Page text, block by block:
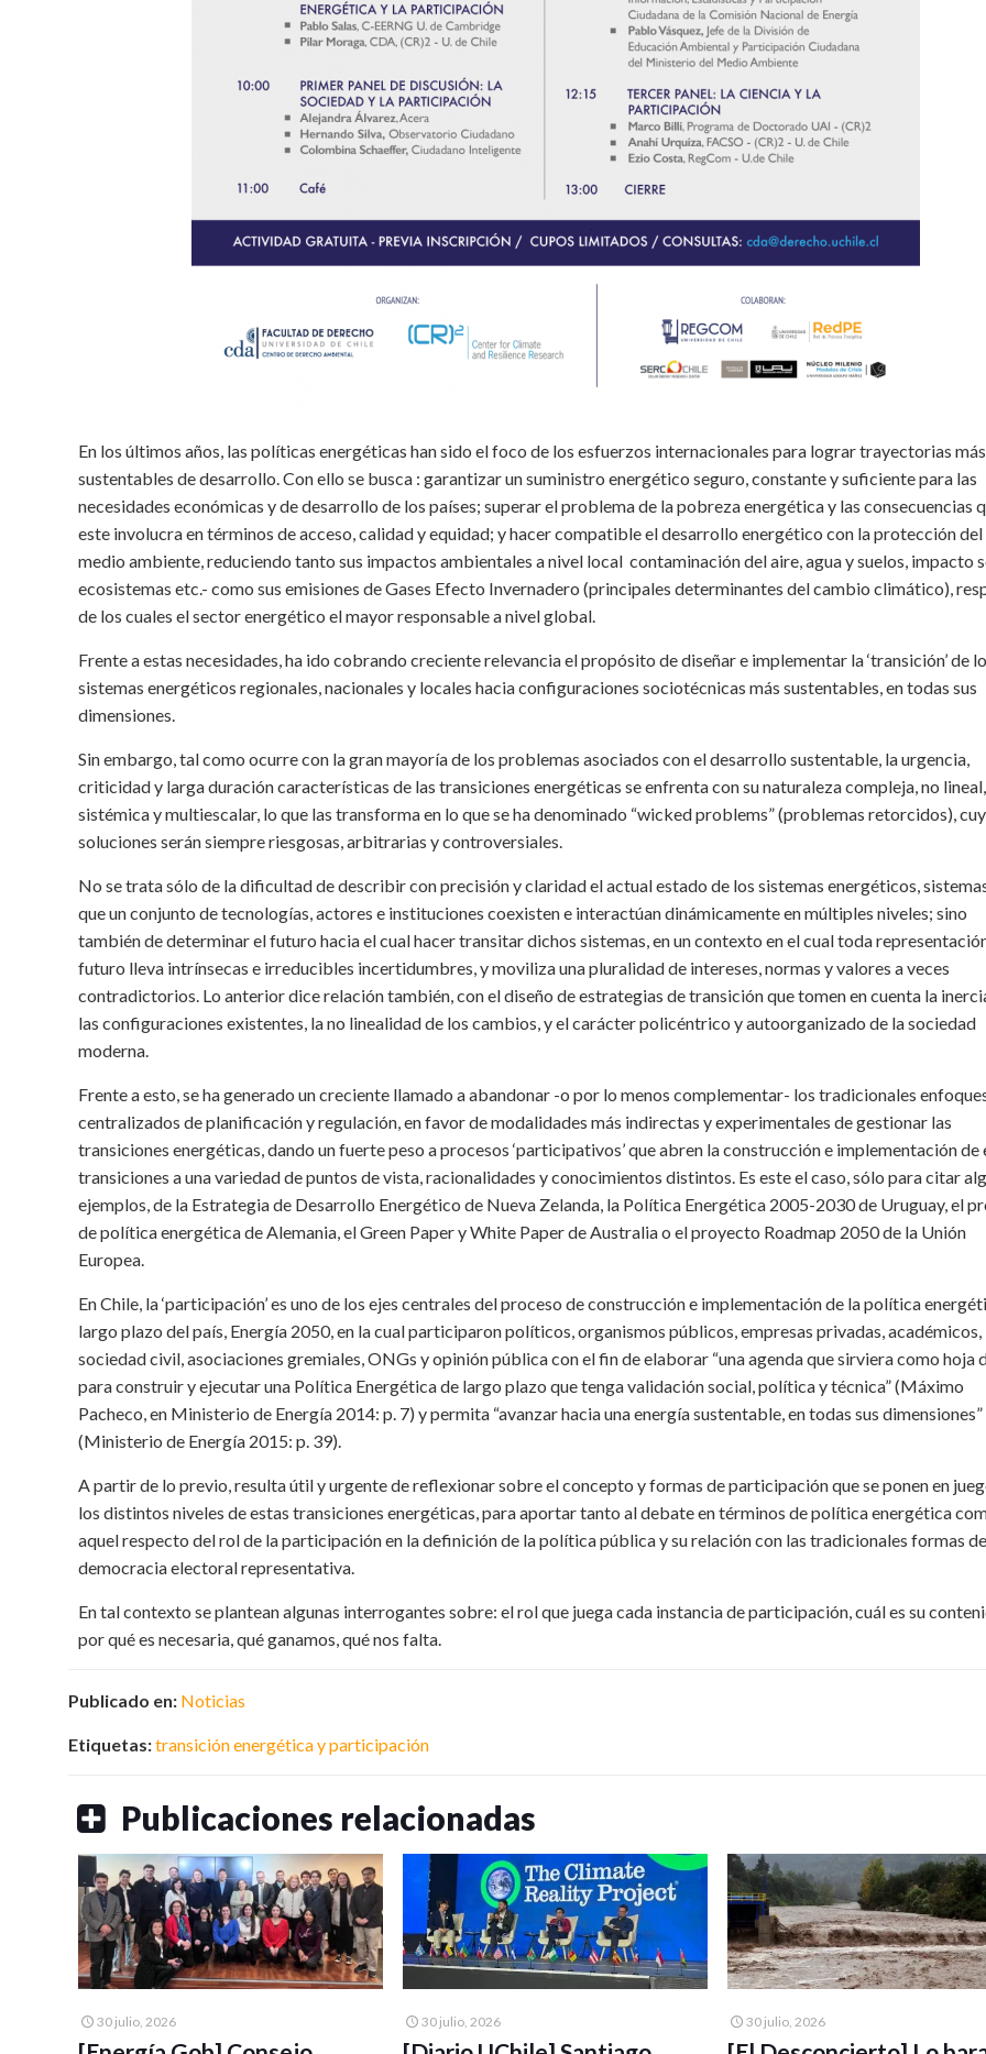
En los últimos años, las políticas energéticas han sido el foco de los esfuerzos internacionales para lograr trayectorias más
sustentables de desarrollo. Con ello se busca : garantizar un suministro energético seguro, constante y suficiente para las
necesidades económicas y de desarrollo de los países; superar el problema de la pobreza energética y las consecuencias
este involucra en términos de acceso, calidad y equidad; y hacer compatible el desarrollo energético con la protección del
medio ambiente, reduciendo tanto sus impactos ambientales a nivel local contaminación del aire, agua y suelos, impacto
ecosistemas etc.- como sus emisiones de Gases Efecto Invernadero (principales determinantes del cambio climático),
de los cuales el sector energético el mayor responsable a nivel global.
Frente a estas necesidades, ha ido cobrando creciente relevancia el propósito de diseñar e implementar la ‘transición’ de
sistemas energéticos regionales, nacionales y locales hacia configuraciones sociotécnicas más sustentables, en todas sus
dimensiones.
Sin embargo, tal como ocurre con la gran mayoría de los problemas asociados con el desarrollo sustentable, la urgencia,
criticidad y larga duración características de las transiciones energéticas se enfrenta con su naturaleza compleja, no lineal,
sistémica y multiescalar, lo que las transforma en lo que se ha denominado “wicked problems” (problemas retorcidos),
soluciones serán siempre riesgosas, arbitrarias y controversiales.
No se trata sólo de la dificultad de describir con precisión y claridad el actual estado de los sistemas energéticos,
que un conjunto de tecnologías, actores e instituciones coexisten e interactúan dinámicamente en múltiples niveles; sino
también de determinar el futuro hacia el cual hacer transitar dichos sistemas, en un contexto en el cual toda
futuro lleva intrínsecas e irreducibles incertidumbres, y moviliza una pluralidad de intereses, normas y valores a veces
contradictorios. Lo anterior dice relación también, con el diseño de estrategias de transición que tomen en cuenta la
las configuraciones existentes, la no linealidad de los cambios, y el carácter policéntrico y autoorganizado de la sociedad
moderna.
Frente a esto, se ha generado un creciente llamado a abandonar -o por lo menos complementar- los tradicionales
centralizados de planificación y regulación, en favor de modalidades más indirectas y experimentales de gestionar las
transiciones energéticas, dando un fuerte peso a procesos ‘participativos’ que abren la construcción e implementación de
transiciones a una variedad de puntos de vista, racionalidades y conocimientos distintos. Es este el caso, sólo para citar
ejemplos, de la Estrategia de Desarrollo Energético de Nueva Zelanda, la Política Energética 2005-2030 de Uruguay, el
de política energética de Alemania, el Green Paper y White Paper de Australia o el proyecto Roadmap 2050 de la Unión
Europea.
En Chile, la ‘participación’ es uno de los ejes centrales del proceso de construcción e implementación de la política
largo plazo del país, Energía 2050, en la cual participaron políticos, organismos públicos, empresas privadas, académicos,
sociedad civil, asociaciones gremiales, ONGs y opinión pública con el fin de elaborar “una agenda que sirviera como hoja
para construir y ejecutar una Política Energética de largo plazo que tenga validación social, política y técnica” (Máximo
Pacheco, en Ministerio de Energía 2014: p. 7) y permita “avanzar hacia una energía sustentable, en todas sus dimensiones”
(Ministerio de Energía 2015: p. 39).
A partir de lo previo, resulta útil y urgente de reflexionar sobre el concepto y formas de participación que se ponen en
los distintos niveles de estas transiciones energéticas, para aportar tanto al debate en términos de política energética
aquel respecto del rol de la participación en la definición de la política pública y su relación con las tradicionales formas de
democracia electoral representativa.
En tal contexto se plantean algunas interrogantes sobre: el rol que juega cada instancia de participación, cuál es su
por qué es necesaria, qué ganamos, qué nos falta.
Publicado en: Noticias
Etiquetas:transición energética y participación
Publicaciones relacionadas
30 julio, 2026 30 julio, 2026 30 julio, 2026